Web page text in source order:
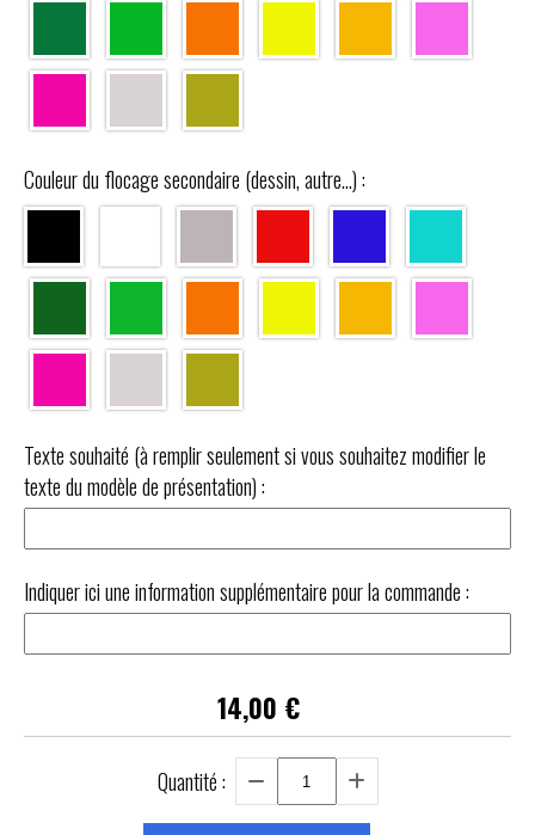
Couleur du flocage secondaire (dessin, autre...) :
Texte souhaité (à remplir seulement si vous souhaitez modifier le
texte du modèle de présentation) :
Indiquer ici une information supplémentaire pour la commande :
14,00 €
Quantité :